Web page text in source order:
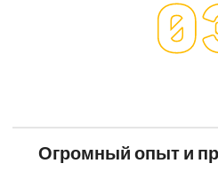
Огромный опыт и